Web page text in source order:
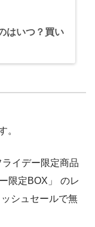
はいつ？買い
。
イデー限定商品
限定BOX」 のレ
シュセールで無